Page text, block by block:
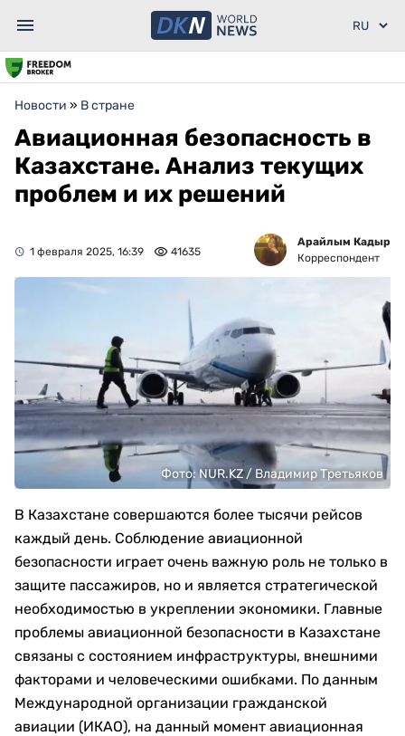
Новости » В стране
Авиационная безопасность в
Казахстане. Анализ текущих
проблем и их решений
1 февраля 2025, 16:39 41635
Арайлым Кадыр
Корреспондент
Фото: NUR.KZ / Владимир Третьяков
В Казахстане совершаются более тысячи рейсов
каждый день. Соблюдение авиационной
безопасности играет очень важную роль не только в
защите пассажиров, но и является стратегической
необходимостью в укреплении экономики. Главные
проблемы авиационной безопасности в Казахстане
связаны с состоянием инфраструктуры, внешними
факторами и человеческими ошибками. По данным
Международной организации гражданской
авиации (ИКАО), на данный момент авиационная